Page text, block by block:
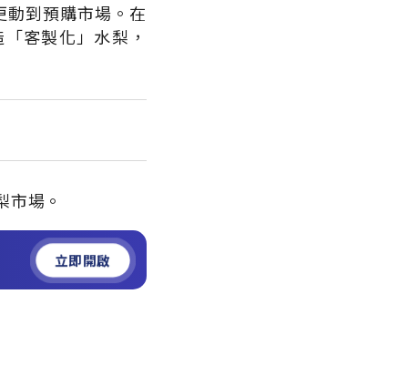
到預購市場。在
客製化」水梨，
場。
立即開啟